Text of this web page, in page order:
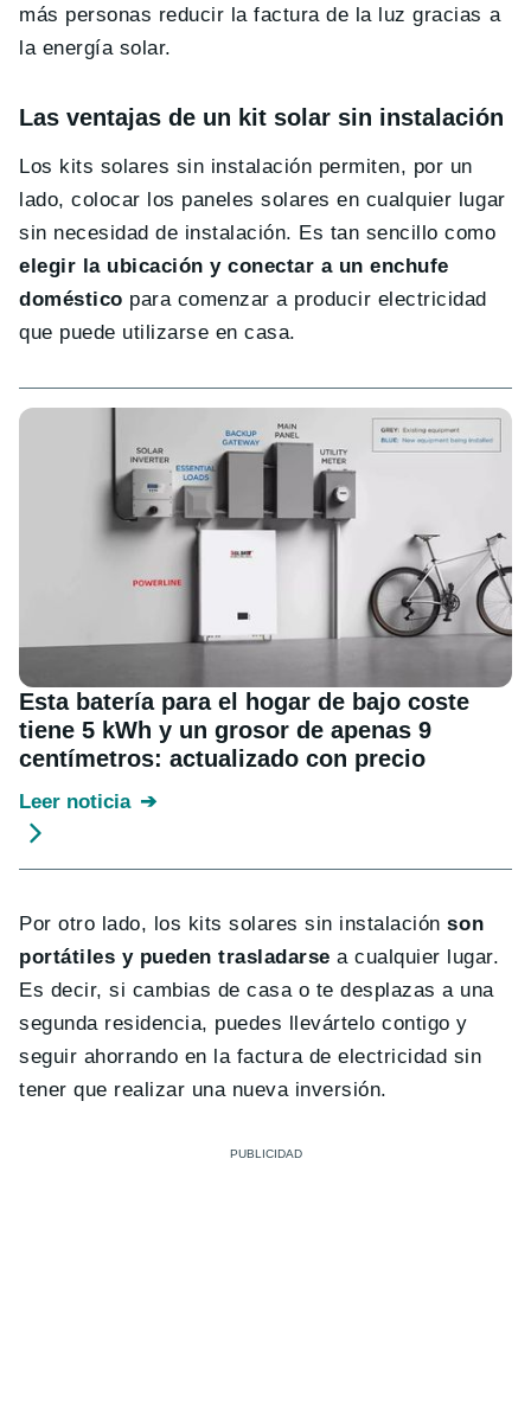
más personas reducir la factura de la luz gracias a
la energía solar.
Las ventajas de un kit solar sin instalación
Los kits solares sin instalación permiten, por un
lado, colocar los paneles solares en cualquier lugar
sin necesidad de instalación. Es tan sencillo como
elegir la ubicación y conectar a un enchufe
doméstico para comenzar a producir electricidad
que puede utilizarse en casa.
Esta batería para el hogar de bajo coste
tiene 5 kWh y un grosor de apenas 9
centímetros: actualizado con precio
Leer noticia
Por otro lado, los kits solares sin instalaciónson
portátiles y pueden trasladarse a cualquier lugar.
Es decir, si cambias de casa o te desplazas a una
segunda residencia, puedes llevártelo contigo y
seguir ahorrando en la factura de electricidad sin
tener que realizar una nueva inversión.